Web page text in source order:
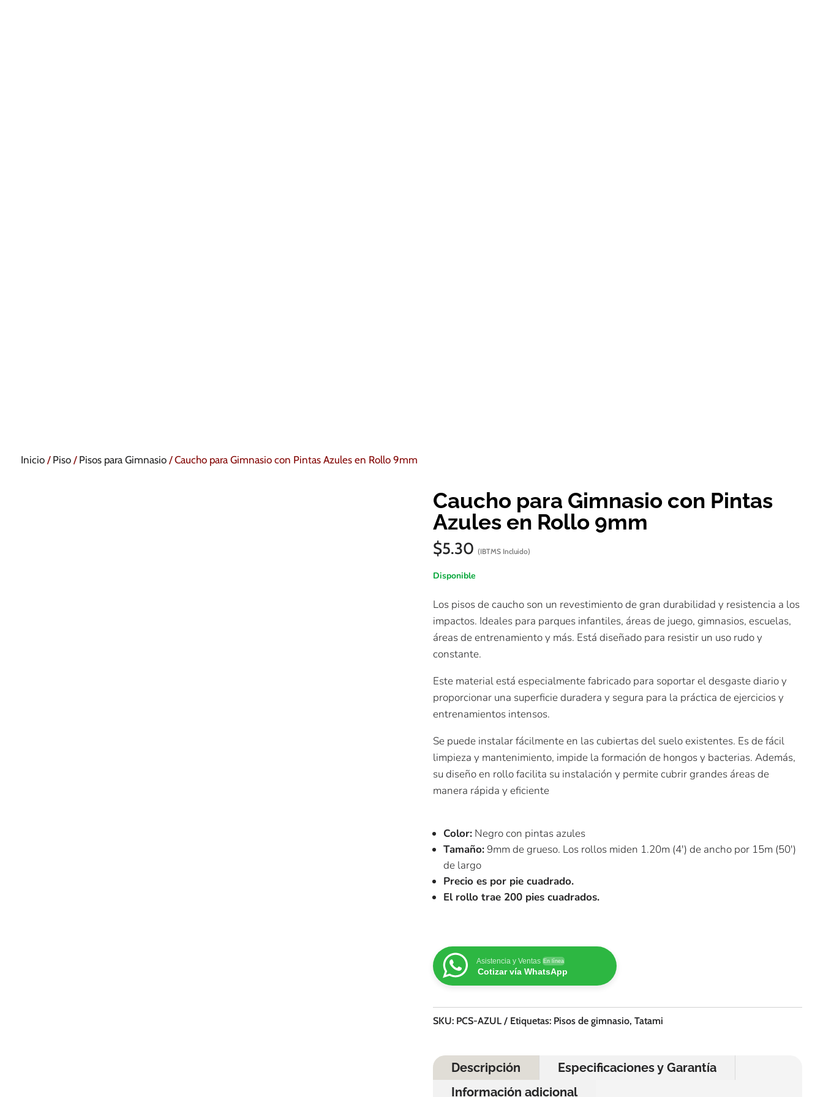
Inicio/ Piso/ Pisos para Gimnasio/ Caucho para Gimnasio con Pintas Azules en Rollo 9mm
Caucho para Gimnasio con Pintas
Azules en Rollo 9mm
$5.30 (IBTMS Incluido)
Disponible
Los pisos de caucho son un revestimiento de gran durabilidad y resistencia a los
impactos. Ideales para parques infantiles, áreas de juego, gimnasios, escuelas,
áreas de entrenamiento y más. Está diseñado para resistir un uso rudo y
constante.
Este material está especialmente fabricado para soportar el desgaste diario y
proporcionar una superficie duradera y segura para la práctica de ejercicios y
entrenamientos intensos.
Se puede instalar fácilmente en las cubiertas del suelo existentes. Es de fácil
limpieza y mantenimiento, impide la formación de hongos y bacterias. Además,
su diseño en rollo facilita su instalación y permite cubrir grandes áreas de
manera rápida y eficiente
Color: Negro con pintas azules
Tamaño: 9mm de grueso. Los rollos miden 1.20m (4′) de ancho por 15m (50′)
de largo
Precio es por pie cuadrado.
El rollo trae 200 pies cuadrados.
Asistencia y Ventas En línea
Cotizar vía WhatsApp
SKU: PCS-AZUL Etiquetas: Pisos de gimnasio,Tatami
Descripción
Especificaciones y Garantía
Información adicional